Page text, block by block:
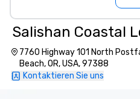
Salishan Coastal
7760 Highway 101 North
Beach, OR, USA, 97388
Kontaktieren Sie uns